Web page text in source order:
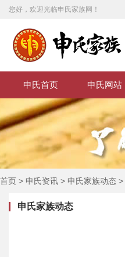
您好，欢迎光临申氏家族网！
申氏首页 申氏网站
首页 > 申氏资讯 > 申氏家族动态 >
申氏家族动态